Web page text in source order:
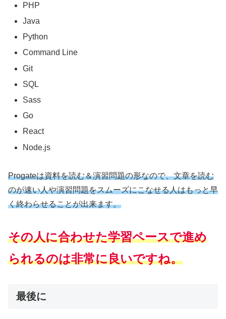
PHP
Java
Python
Command Line
Git
SQL
Sass
Go
React
Node.js
Progateは資料を読む＆演習問題の形なので、文章を読む
のが速い人や演習問題をスムーズにこなせる人はもっと早
く終わらせることが出来ます。
その人に合わせた学習ペースで進め
られるのは非常に良いですね。
最後に